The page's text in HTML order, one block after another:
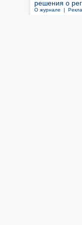
решения о
О журнале |